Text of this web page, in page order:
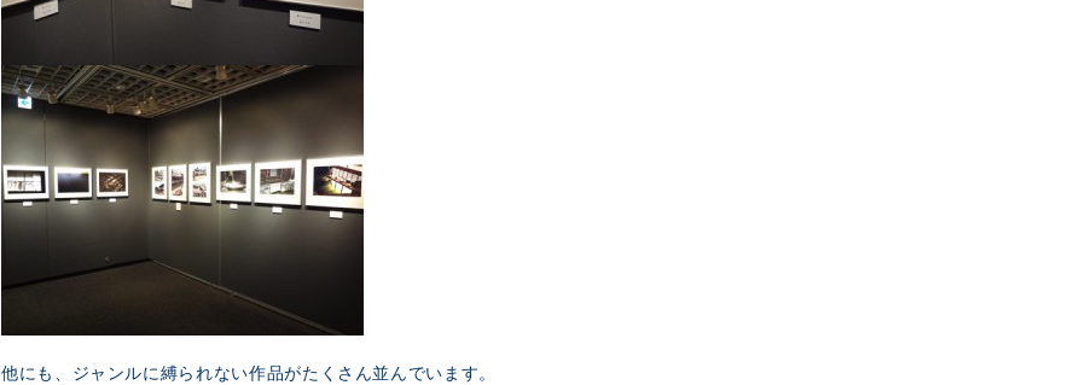
他にも、ジャンルに縛られない作品がたくさん並んでいます。